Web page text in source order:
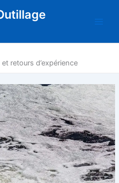
retours d’expérience